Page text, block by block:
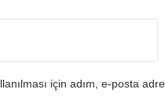
için adım, e-posta